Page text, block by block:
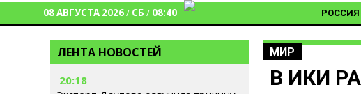
08 АВГУСТА 2026/ СБ / 08:40 РОССИЯ
ЛЕНТА НОВОСТЕЙ
20:18
МИР
В ИКИ